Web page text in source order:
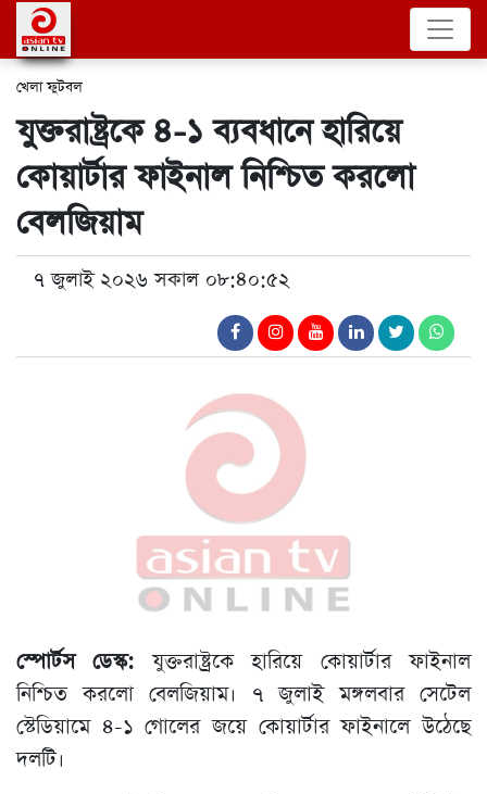
খেলা ফুটবল
যুক্তরাষ্ট্রকে ৪-১ ব্যবধানে হারিয়ে
কোয়ার্টার ফাইনাল নিশ্চিত করলো
বেলজিয়াম
৭ জুলাই ২০২৬ সকাল ০৮:৪০:৫২
স্পোর্টস ডেস্ক:যুক্তরাষ্ট্রকে হারিয়ে কোয়ার্টার ফাইনাল
নিশ্চিত করলো বেলজিয়াম। ৭ জুলাই মঙ্গলবার সেটেল
স্টেডিয়ামে ৪-১ গোলের জয়ে কোয়ার্টার ফাইনালে উঠেছে
দলটি।